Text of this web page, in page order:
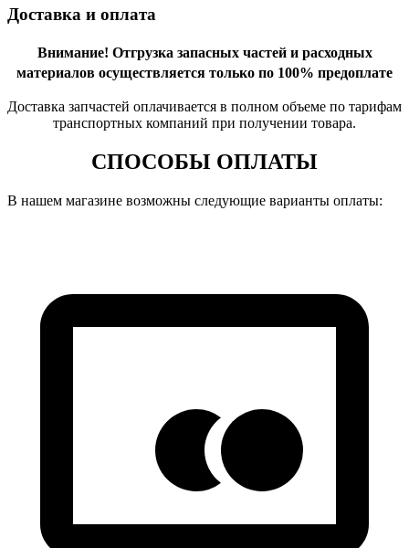
Доставка и оплата
Внимание! Отгрузка запасных частей и расходных
материалов осуществляется только по 100% предоплате
Доставка запчастей оплачивается в полном объеме по тарифам
транспортных компаний при получении товара.
СПОСОБЫ ОПЛАТЫ
В нашем магазине возможны следующие варианты оплаты: